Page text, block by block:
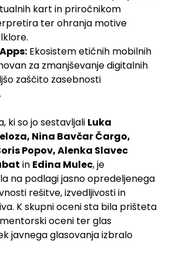
kart in priročnikom
ter ohranja motive
Ekosistem etičnih mobilnih
za zmanjševanje digitalnih
zaščito zasebnosti
ki so jo sestavljali Luka
Nina Bavčar Čargo,
Popov, Alenka Slavec
in Edina Mulec, je
na podlagi jasno opredeljenega
rešitve, izvedljivosti in
K skupni oceni sta bila prišteta
oceni ter glas
javnega glasovanja izbralo